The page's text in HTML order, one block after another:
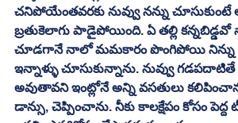
చనిపోయేంతవరకు నువ్వు నన్ను
బ్రతుకెలాగు పాడైపోయింది. ఏ తల్లి కన్నబిడ్డవో
చూడగానే నాలో మమకారం పొంగిపోయి నిన్ను
ఇన్నాళ్ళు చూసుకున్నాను. నువ్వు
అవుతావని ఇంట్లోనే అన్ని వసతులు
డాన్సు, చెప్పించాను. నీకు కాలక్షేపం కోసం